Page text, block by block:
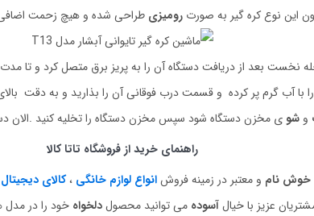
این نوع کره گیر به صورترومیزی طراحی شده و هیچ زحمت
نخست بعد از دریافت دستگاه آن را به پریز برق متصل کرد و تا
با آب گرم پر کرده و قسمت درب فوقانی آن را بذارید و به دقت
و شو ی مخزن دستگاه شود سپس مخزن دستگاه را تخلیه کنید .الان
راهنمای خرید از فروشگاه تاتا کالا
خوش نام و معتبر در زمینه فروشانواع لوازم خانگی ،کالای دیجیتال
عزیز با خیالآسوده می توانید محصولدلخواه خود را در